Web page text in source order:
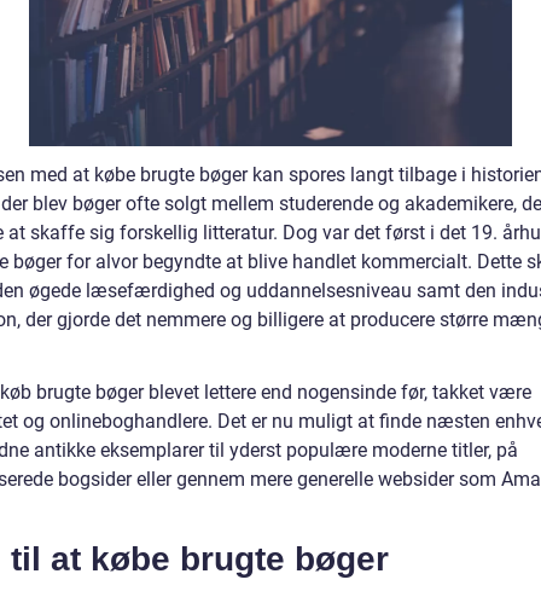
med at købe brugte bøger kan spores langt tilbage i
blev bøger ofte solgt mellem studerende og akademikere,
at skaffe sig forskellig litteratur. Dog var det først i det 19.
bøger for alvor begyndte at blive handlet kommercialt. Dette
øgede læsefærdighed og uddannelsesniveau samt den
der gjorde det nemmere og billigere at producere større
brugte bøger blevet lettere end nogensinde før, takket være
og onlineboghandlere. Det er nu muligt at finde næsten
antikke eksemplarer til yderst populære moderne titler, på
bogsider eller gennem mere generelle websider som
til at købe brugte bøger